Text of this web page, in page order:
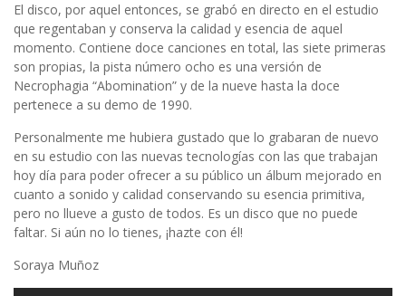
El disco, por aquel entonces, se grabó en directo en el estudio
que regentaban y conserva la calidad y esencia de aquel
momento. Contiene doce canciones en total, las siete primeras
son propias, la pista número ocho es una versión de
Necrophagia “Abomination” y de la nueve hasta la doce
pertenece a su demo de 1990.
Personalmente me hubiera gustado que lo grabaran de nuevo
en su estudio con las nuevas tecnologías con las que trabajan
hoy día para poder ofrecer a su público un álbum mejorado en
cuanto a sonido y calidad conservando su esencia primitiva,
pero no llueve a gusto de todos. Es un disco que no puede
faltar. Si aún no lo tienes, ¡hazte con él!
Soraya Muñoz